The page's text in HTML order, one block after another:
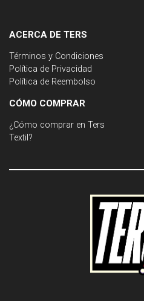
ACERCA DE TERS
Términos y Condiciones
Política de Privacidad
Política de Reembolso
CÓMO COMPRAR
¿Cómo comprar en Ters
Textil?